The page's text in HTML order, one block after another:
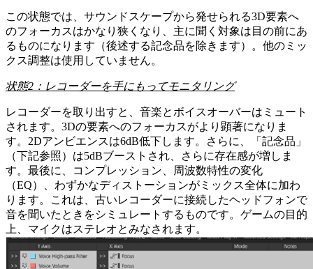
この状態では、サウンドスケープから発せられる3D要素へ
のフォーカスはかなり狭くなり、主に聞く対象は目の前にあ
るものになります（後述する記念品を除きます）。他のミッ
クス調整は使用していません。
状態2：レコーダーを手にもってモニタリング
レコーダーを取り出すと、音楽とボイスオーバーはミュート
されます。3Dの要素へのフォーカスがより顕著になりま
す。2Dアンビエンスは6dB低下します。さらに、「記念品」
（下記参照）は5dBブーストされ、さらに存在感が増しま
す。最後に、コンプレッション、周波数特性の変化
（EQ）、わずかなディストーションがミックス全体に加わ
ります。これは、古いレコーダーに接続したヘッドフォンで
音を聞いたときをシミュレートするものです。ゲームの目的
上、マイクはステレオとみなされます。